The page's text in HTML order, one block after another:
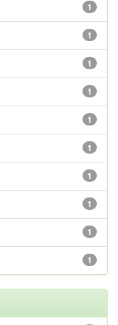
1
1
1
1
1
1
1
1
1
1